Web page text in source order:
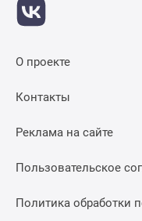
О проекте
Контакты
Реклама на сайте
Пользовательское
Политика обработки